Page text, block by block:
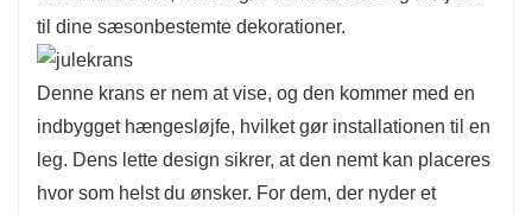
til dine sæsonbestemte dekorationer.
Denne krans er nem at vise, og den kommer med en
indbygget hængesløjfe, hvilket gør installationen til en
leg. Dens lette design sikrer, at den nemt kan placeres
hvor som helst du ønsker. For dem, der nyder et